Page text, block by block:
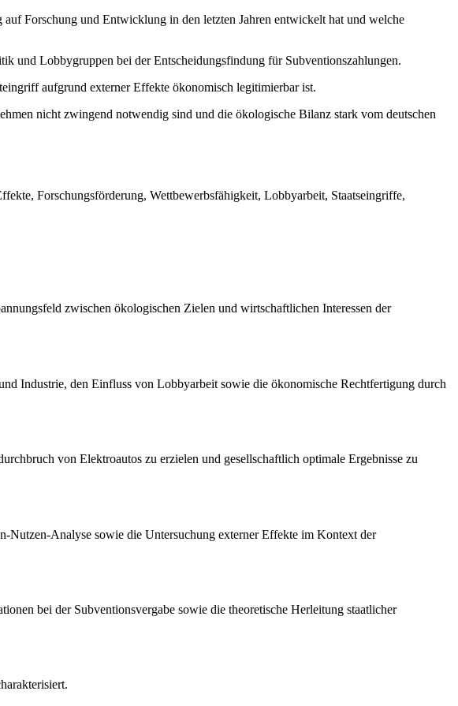
Forschung und Entwicklung in den letzten Jahren entwickelt hat und welche
und Lobbygruppen bei der Entscheidungsfindung für Subventionszahlungen.
aufgrund externer Effekte ökonomisch legitimierbar ist.
nicht zwingend notwendig sind und die ökologische Bilanz stark vom deutschen
Forschungsförderung, Wettbewerbsfähigkeit, Lobbyarbeit, Staatseingriffe,
zwischen ökologischen Zielen und wirtschaftlichen Interessen der
Industrie, den Einfluss von Lobbyarbeit sowie die ökonomische Rechtfertigung durch
von Elektroautos zu erzielen und gesellschaftlich optimale Ergebnisse zu
Nutzen-Analyse sowie die Untersuchung externer Effekte im Kontext der
bei der Subventionsvergabe sowie die theoretische Herleitung staatlicher